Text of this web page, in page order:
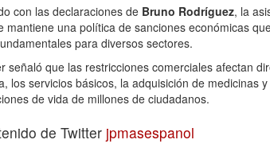
con las declaraciones de Bruno Rodríguez, la
mantiene una política de sanciones económicas
para diversos sectores.
señaló que las restricciones comerciales afectan
los servicios básicos, la adquisición de medicinas
de vida de millones de ciudadanos.
de Twitter jpmasespanol